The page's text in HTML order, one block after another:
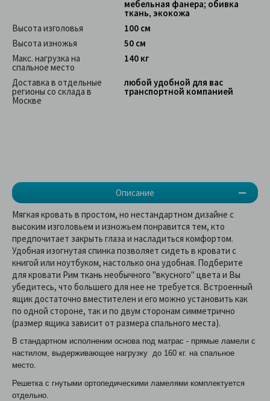
Описание
мебельная фанера; обивка
ткань, экокожа
Высота изголовья
100 см
Высота изножья
50 см
Макс. нагрузка на
спальное место
140 кг
Доставка в отдельные
регионы со склада в
Москве
любой удобной для вас
транспортной компанией
Мягкая кровать в простом, но нестандартном дизайне с
высоким изголовьем и изножьем понравится тем, кто
предпочитает закрыть глаза и насладиться комфортом.
Удобная изогнутая спинка позволяет сидеть в кровати с
книгой или ноутбуком, настолько она удобная. Подберите
для кровати Рим ткань необычного "вкусного" цвета и Вы
убедитесь, что большего для нее не требуется. Встроенный
ящик достаточно вместителен и его можно установить как
по одной стороне, так и по двум сторонам симметрично
(размер ящика зависит от размера спального места).
В стандартном исполнении основа под матрас - прямые ламели с
настилом, выдерживающее нагрузку до 160 кг. на спальное
место.
Решетка с гнутыми ортопедическими ламелями комплектуется
отдельно.